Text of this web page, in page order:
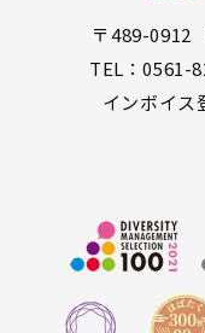
〒489-0912
TEL：0561-
インボイス